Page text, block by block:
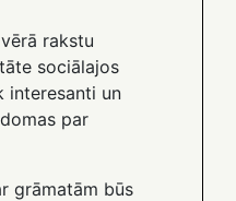
rakstu
sociālajos
interesanti un
par
grāmatām būs